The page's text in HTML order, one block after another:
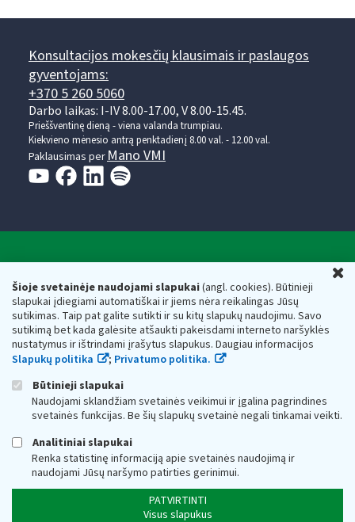
Šioje svetainėje naudojami slapukai(angl. cookies). Būtinieji
slapukai įdiegiami automatiškai ir jiems nėra reikalingas Jūsų
sutikimas. Taip pat galite sutikti ir su kitų slapukų naudojimu. Savo
sutikimą bet kada galėsite atšaukti pakeisdami interneto naršyklės
nustatymus ir ištrindami įrašytus slapukus. Daugiau informacijos
Slapukų politika
; Privatumo politika.
Būtinieji slapukai
Naudojami sklandžiam svetainės veikimui ir įgalina pagrindines
svetainės funkcijas. Be šių slapukų svetainė negali tinkamai veikti.
Analitiniai slapukai
Renka statistinę informaciją apie svetainės naudojimą ir
naudojami Jūsų naršymo patirties gerinimui.
PATVIRTINTI
Visus slapukus
Konsultacijos mokesčių klausimais ir paslaugos
gyventojams:
+370 5 260 5060
Darbo laikas: I-IV 8.00-17.00, V 8.00-15.45.
Prieššventinę dieną - viena valanda trumpiau.
Kiekvieno mėnesio antrą penktadienį 8.00 val. - 12.00 val.
Paklausimas per Mano VMI
Respublikos finansų ministerijos
Biudžetinė įstaiga. Juridinio asmens kodas — 188659752,
adresas: Vasario 16-osios g. 14, 01107 Vilnius, Lietuva, el.paštas:
vmi@vmi.lt, E. pristatymo dėžutės adresas 188659752
Duomenys apie Valstybinę mokesčių inspekciją prie Lietuvos
Respublikos finansų ministerijos kaupiami ir saugomi Juridinių